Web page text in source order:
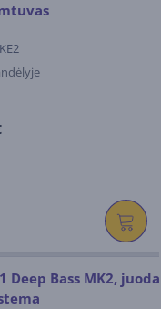
Deep Bass MK2, juoda